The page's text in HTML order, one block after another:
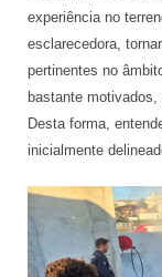
experiência no
esclarecedora,
pertinentes no
bastante
Desta forma,
inicialmente